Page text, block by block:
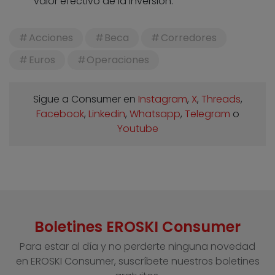
Acciones Beca
Corredores
Euros
Operaciones
Sigue a Consumer en Instagram, X, Threads,
Facebook, Linkedin, Whatsapp, Telegram o
Youtube
Boletines EROSKI Consumer
Para estar al día y no perderte ninguna novedad
en EROSKI Consumer, suscríbete nuestros boletines